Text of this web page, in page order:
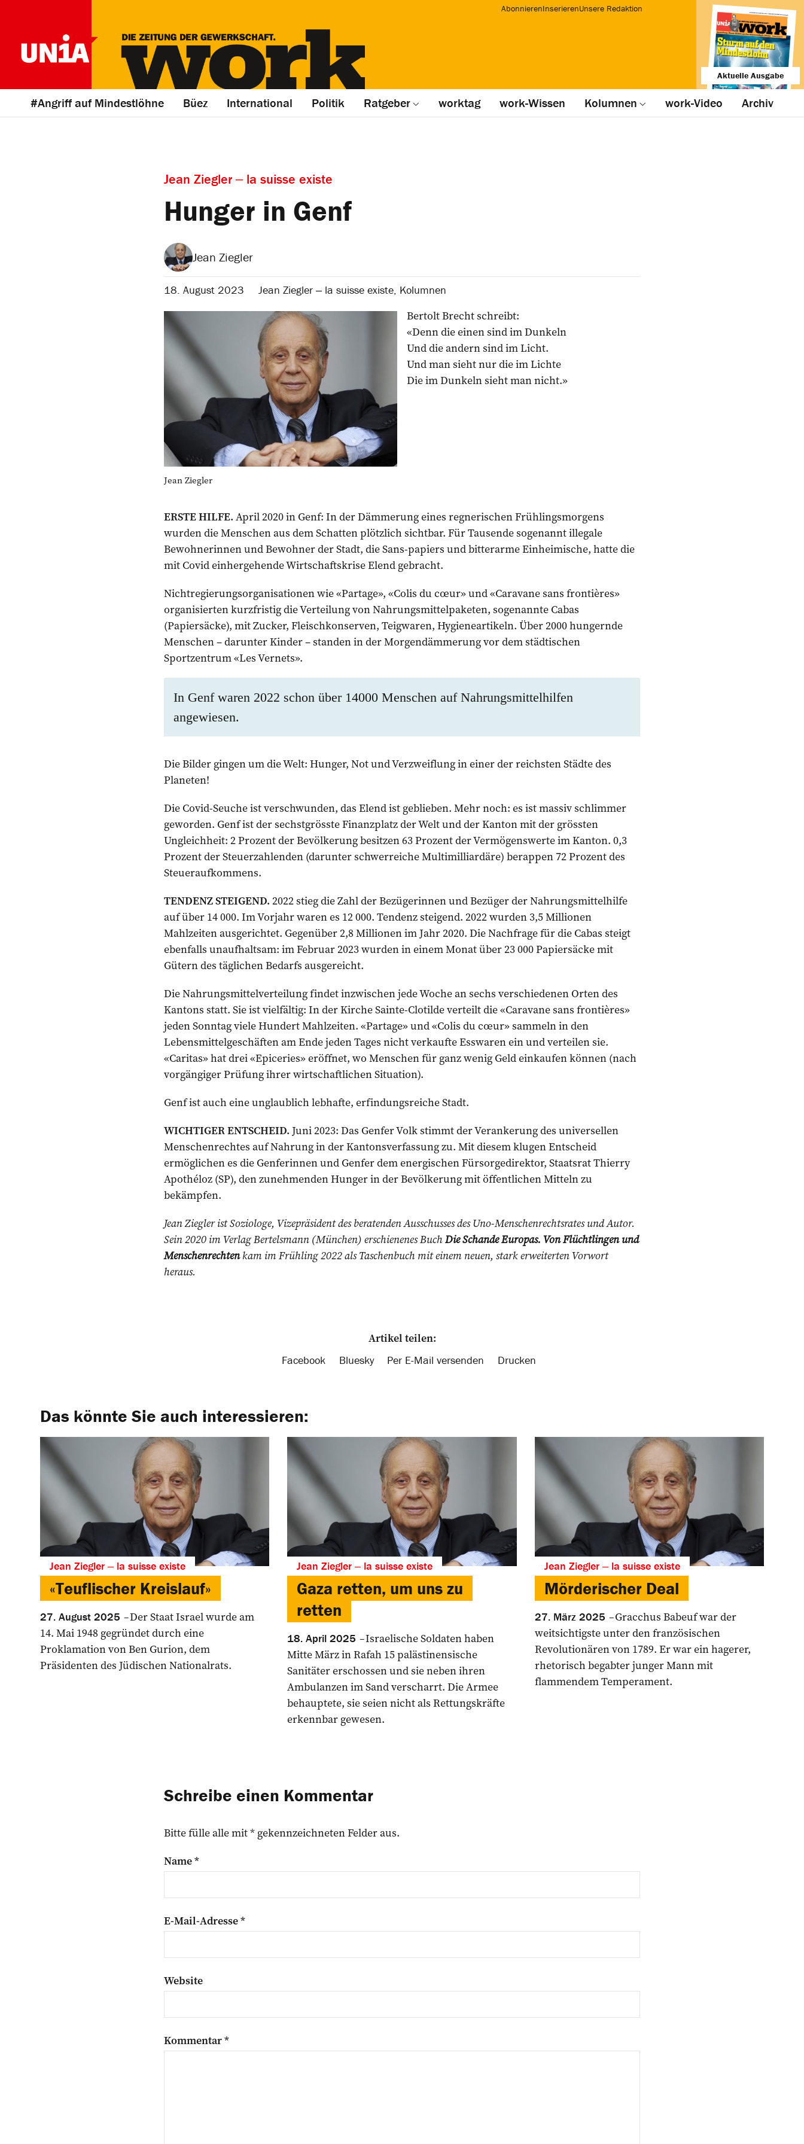
AbonnierenInserierenUnsere Redaktion
Aktuelle Ausgabe
#Angriff auf Mindestlöhne Büez International Politik Ratgeber worktag work-Wissen Kolumnen work-Video Archiv
Jean Ziegler ‒ la suisse existe
Hunger in Genf
Jean Ziegler
18. August 2023 Jean Ziegler ‒ la suisse existe, Kolumnen
Jean Ziegler
Bertolt Brecht schreibt:
«Denn die einen sind im Dunkeln
Und die andern sind im Licht.
Und man sieht nur die im Lichte
Die im Dunkeln sieht man nicht.»
ERSTE HILFE. April 2020 in Genf: In der Dämmerung eines regnerischen Frühlingsmorgens
wurden die Menschen aus dem Schatten plötzlich sichtbar. Für Tausende sogenannt illegale
Bewohnerinnen und Bewohner der Stadt, die Sans-papiers und bitterarme Einheimische, hatte die
mit Covid einhergehende Wirtschaftskrise Elend gebracht.
Nichtregierungsorganisationen wie «Partage», «Colis du cœur» und «Caravane sans frontières»
organisierten kurzfristig die Verteilung von Nahrungsmittelpaketen, sogenannte Cabas
(Papiersäcke), mit Zucker, Fleischkonserven, Teigwaren, Hygieneartikeln. Über 2000 hungernde
Menschen – darunter Kinder – standen in der Morgendämmerung vor dem städtischen
Sportzentrum «Les Vernets».
In Genf waren 2022 schon über 14000 Menschen auf Nahrungsmittelhilfen
angewiesen.
Die Bilder gingen um die Welt: Hunger, Not und Verzweiflung in einer der reichsten Städte des
Planeten!
Die Covid-Seuche ist verschwunden, das Elend ist geblieben. Mehr noch: es ist massiv schlimmer
geworden. Genf ist der sechstgrösste Finanzplatz der Welt und der Kanton mit der grössten
Ungleichheit: 2 Prozent der Bevölkerung besitzen 63 Prozent der Vermögenswerte im Kanton. 0,3
Prozent der Steuerzahlenden (darunter schwerreiche Multimilliardäre) berappen 72 Prozent des
Steueraufkommens.
TENDENZ STEIGEND. 2022 stieg die Zahl der Bezügerinnen und Bezüger der Nahrungs­mittelhilfe
auf über 14 000. Im Vorjahr waren es 12 000. Tendenz steigend. 2022 wurden 3,5 Millionen
Mahlzeiten ausgerichtet. Gegenüber 2,8 Millionen im Jahr 2020. Die Nachfrage für die Cabas steigt
ebenfalls unaufhaltsam: im Februar 2023 wurden in einem Monat über 23 000 Papiersäcke mit
Gütern des täglichen Bedarfs ausgereicht.
Die Nahrungsmittelverteilung findet inzwischen jede Woche an sechs verschiedenen Orten des
Kantons statt. Sie ist vielfältig: In der Kirche Sainte-Clotilde verteilt die «Caravane sans frontières»
jeden Sonntag viele Hundert Mahlzeiten. «Partage» und «Colis du cœur» sammeln in den
Lebensmittelgeschäften am Ende jeden Tages nicht verkaufte Esswaren ein und verteilen sie.
«Caritas» hat drei «Epiceries» eröffnet, wo Menschen für ganz wenig Geld einkaufen können (nach
vorgängiger Prüfung ihrer wirtschaftlichen Situation).
Genf ist auch eine unglaublich lebhafte, erfindungsreiche Stadt.
WICHTIGER ENTSCHEID. Juni 2023: Das Genfer Volk stimmt der Verankerung des universellen
Menschenrechtes auf Nahrung in der Kantonsverfassung zu. Mit diesem klugen Entscheid
ermöglichen es die Genferinnen und Genfer dem energischen Fürsorgedirektor, Staatsrat Thierry
Apothéloz (SP), den zunehmenden Hunger in der Bevölkerung mit öffentlichen Mitteln zu
bekämpfen.
Jean Ziegler ist Soziologe, Vizepräsident des beratenden Ausschusses des Uno-Menschenrechtsrates und Autor.
Sein 2020 im ­Verlag Bertelsmann (München) erschienenes BuchDie Schande Europas. Von Flüchtlingen und
Menschenrechtenkam im Frühling 2022 als Taschenbuch mit einem neuen, stark erweiterten Vorwort
heraus.
Artikel teilen:
Facebook Bluesky Per E-Mail versenden Drucken
Das könnte Sie auch interessieren:
Jean Ziegler ‒ la suisse existe
«Teuflischer Kreislauf»
27. August 2025
Der Staat Israel wurde am
14. Mai 1948 gegründet durch eine
Proklamation von Ben Gurion, dem
Präsidenten des Jüdischen Nationalrats.
Jean Ziegler ‒ la suisse existe
Gaza retten, um uns zu
retten
18. April 2025
Israelische Soldaten haben
Mitte März in Rafah 15 palästinensische
Sanitäter erschossen und sie neben ihren
Ambulanzen im Sand verscharrt. Die Armee
behauptete, sie seien nicht als Rettungskräfte
erkennbar gewesen.
Jean Ziegler ‒ la suisse existe
Mörderischer Deal
27. März 2025
Gracchus Babeuf war der
weitsichtigste unter den französischen
Revolutionären von 1789. Er war ein hagerer,
rhetorisch begabter junger Mann mit
flammendem Temperament.
Schreibe einen Kommentar
Bitte fülle alle mit * gekennzeichneten Felder aus.
Name*
E-Mail-Adresse*
Website
Kommentar*